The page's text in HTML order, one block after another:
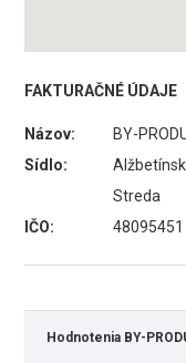
FAKTURAČNÉ ÚDAJE
Názov:
BY-
Sídlo:
Streda
IČO:
48095451
Hodnotenia BY-